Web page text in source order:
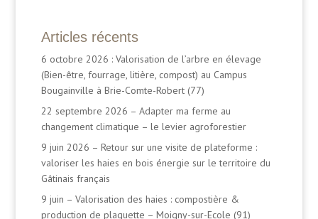
Articles récents
6 octobre 2026 : Valorisation de l’arbre en élevage
(Bien-être, fourrage, litière, compost) au Campus
Bougainville à Brie-Comte-Robert (77)
22 septembre 2026 – Adapter ma ferme au
changement climatique – le levier agroforestier
9 juin 2026 – Retour sur une visite de plateforme :
valoriser les haies en bois énergie sur le territoire du
Gâtinais français
9 juin – Valorisation des haies : compostière &
production de plaquette – Moigny-sur-Ecole (91)